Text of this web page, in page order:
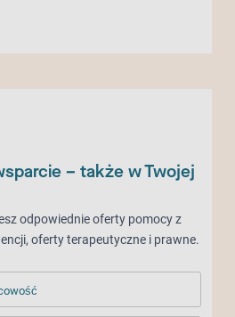
– także w Twojej
odpowiednie oferty pomocy z
oferty terapeutyczne i prawne.